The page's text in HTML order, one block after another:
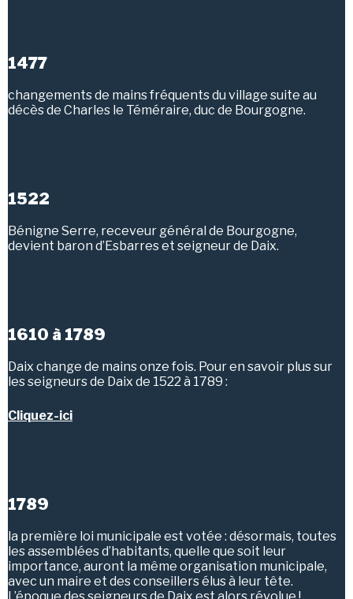
1477
changements de mains fréquents du village suite au
décès de Charles le Téméraire, duc de Bourgogne.
1522
Bénigne Serre, receveur général de Bourgogne,
devient baron d’Esbarres et seigneur de Daix.
1610 à 1789
Daix change de mains onze fois. Pour en savoir plus sur
les seigneurs de Daix de 1522 à 1789 :
Cliquez-ici
1789
la première loi municipale est votée : désormais, toutes
les assemblées d’habitants, quelle que soit leur
importance, auront la même organisation municipale,
avec un maire et des conseillers élus à leur tête.